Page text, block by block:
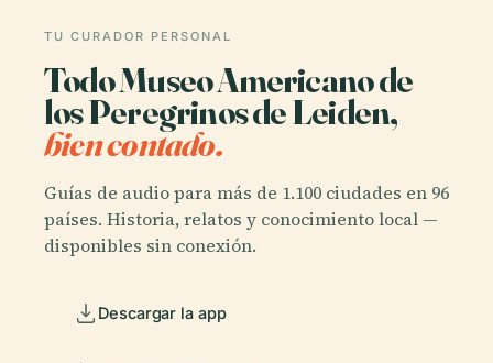
TU CURADOR PERSONAL
Todo Museo Americano de
los Peregrinos de Leiden,
bien contado.
Guías de audio para más de 1.100 ciudades en 96
países. Historia, relatos y conocimiento local —
disponibles sin conexión.
Descargar la app